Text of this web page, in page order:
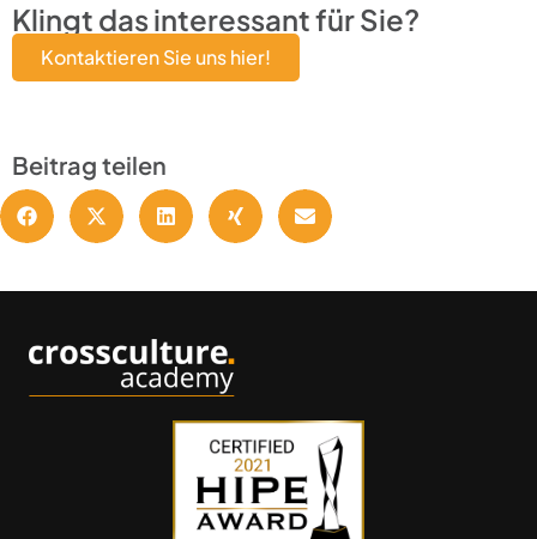
Klingt das interessant für Sie?
Kontaktieren Sie uns hier!
Beitrag teilen